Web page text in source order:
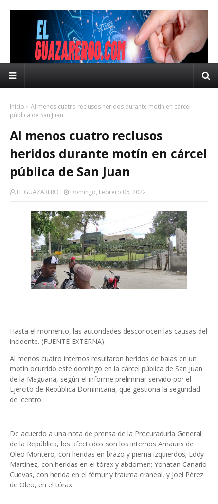
Inicio
Al menos cuatro reclusos heridos durante motín en cárcel
pública de San Juan
Al menos cuatro reclusos
heridos durante motín en cárcel
pública de San Juan
EL GUAZARERO Domingo, Febrero 06, 2022
Hasta el momento, las autoridades desconocen las causas del
incidente. (FUENTE EXTERNA)
Al menos cuatro internos resultaron heridos de balas en un
motín ocurrido este domingo en la cárcel pública de San Juan
de la Maguana, según el informe preliminar servido por el
Ejército de República Dominicana, que gestiona la seguridad
del centro.
De acuerdo a una nota de prensa de la Procuraduría General
de la República, los afectados son los internos Amauris de
Oleo Montero, con heridas en brazo y pierna izquierdos; Eddy
Martínez, con heridas en el tórax y abdomen; Yonatan Canario
Cuevas, con herida en el fémur y trauma craneal, y Joel Pérez
de Oleo, en el tórax.